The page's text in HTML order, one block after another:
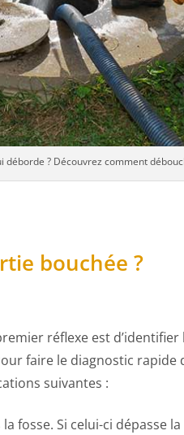
déborde ? Découvrez comment
bouchée ?
réflexe est
faire le diagnostic rapide
suivantes :
fosse. Si celui-ci dépasse